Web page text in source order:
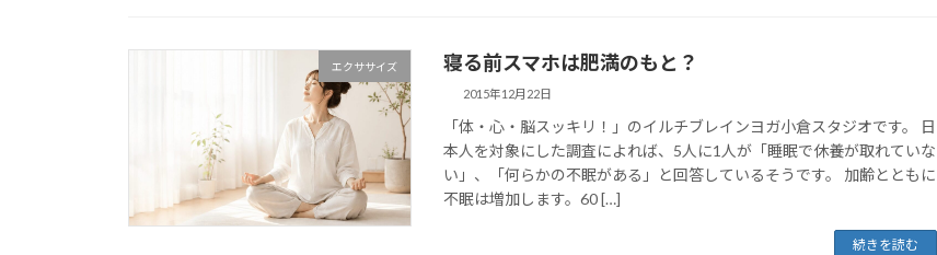
エクササイズ 寝る前スマホは肥満のもと？
2015年12月22日
「体・心・脳スッキリ！」のイルチブレインヨガ小倉スタジオです。 日
本人を対象にした調査によれば、5人に1人が「睡眠で休養が取れていな
い」、「何らかの不眠がある」と回答しているそうです。 加齢とともに
不眠は増加します。60 […]
続きを読む